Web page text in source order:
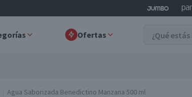
Ofertas
Agua Saborizada Benedictino Manzana 500 ml